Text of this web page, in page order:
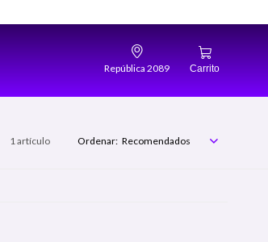
República 2089
1 artículo Recomendados